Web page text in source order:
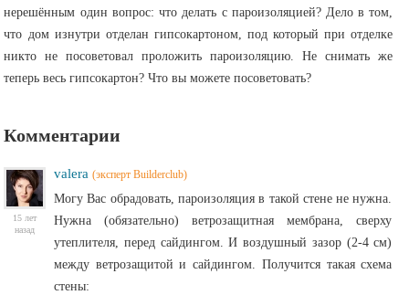
нерешённым один вопрос: что делать с пароизоляцией? Дело в том,
что дом изнутри отделан гипсокартоном, под который при отделке
никто не посоветовал проложить пароизоляцию. Не снимать же
теперь весь гипсокартон? Что вы можете посоветовать?
Комментарии
15 лет
назад
valera (эксперт Builderclub)
Могу Вас обрадовать, пароизоляция в такой стене не нужна.
Нужна (обязательно) ветрозащитная мембрана, сверху
утеплителя, перед сайдингом. И воздушный зазор (2-4 см)
между ветрозащитой и сайдингом. Получится такая схема
стены: